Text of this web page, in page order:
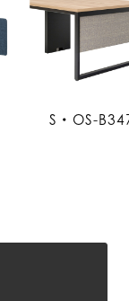
S・OS-